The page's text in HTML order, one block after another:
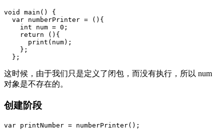
void main() {
  var numberPrinter = (){
    int num = 0;
    return (){
      print(num);
    };
  };
这时候，由于我们只是定义了闭包，而没有执行，所以 num
对象是不存在的。
创建阶段
var printNumber = numberPrinter();